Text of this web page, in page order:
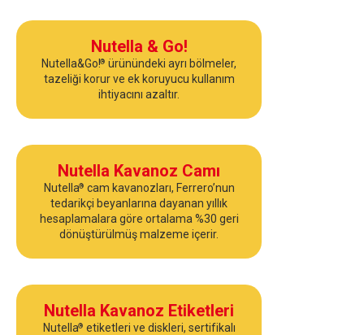
Nutella & Go!
Nutella&Go!® ürünündeki ayrı bölmeler,
tazeliği korur ve ek koruyucu kullanım
ihtiyacını azaltır.
Nutella Kavanoz Camı
Nutella® cam kavanozları, Ferrero’nun
tedarikçi beyanlarına dayanan yıllık
hesaplamalara göre ortalama %30 geri
dönüştürülmüş malzeme içerir.
Nutella Kavanoz Etiketleri
Nutella® etiketleri ve diskleri, sertifikalı